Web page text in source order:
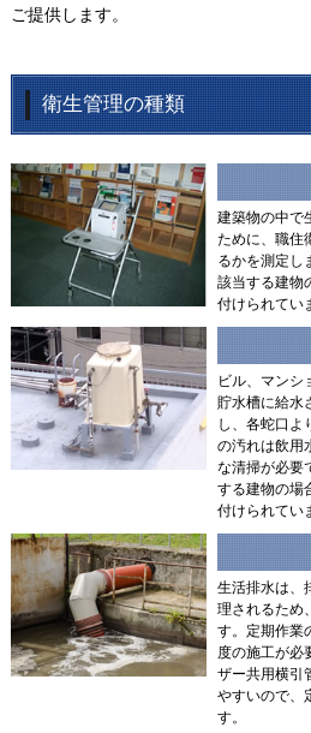
ご提供します。
衛生管理の種類
建築物の中で
ために、職住
るかを測定し
該当する建物
付けられてい
ビル、マンシ
貯水槽に給水
し、各蛇口よ
の汚れは飲用
な清掃が必要
する建物の場
付けられてい
生活排水は、
理されるため
す。定期作業
度の施工が必
ザー共用横引
やすいので、
す。